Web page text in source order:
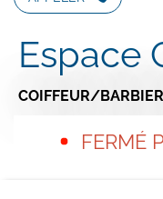
Espace
COIFFEUR/BARBIER
FERMÉ